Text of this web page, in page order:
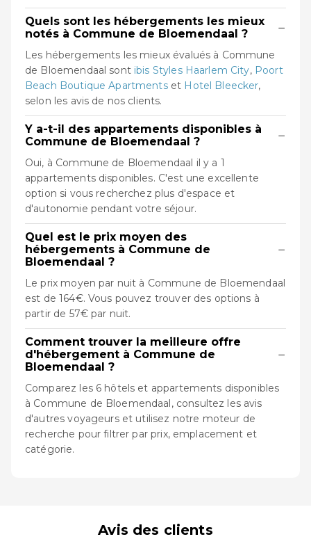
Quels sont les hébergements les mieux
notés à Commune de Bloemendaal ?
−
Les hébergements les mieux évalués à Commune
de Bloemendaal sont ibis Styles Haarlem City, Poort
Beach Boutique Apartmentset Hotel Bleecker,
selon les avis de nos clients.
Y a-t-il des appartements disponibles à
Commune de Bloemendaal ?
−
Oui, à Commune de Bloemendaal il y a 1
appartements disponibles. C'est une excellente
option si vous recherchez plus d'espace et
d'autonomie pendant votre séjour.
Quel est le prix moyen des
hébergements à Commune de
Bloemendaal ?
−
Le prix moyen par nuit à Commune de Bloemendaal
est de 164€. Vous pouvez trouver des options à
partir de 57€ par nuit.
Comment trouver la meilleure offre
d'hébergement à Commune de
Bloemendaal ?
−
Comparez les 6 hôtels et appartements disponibles
à Commune de Bloemendaal, consultez les avis
d'autres voyageurs et utilisez notre moteur de
recherche pour filtrer par prix, emplacement et
catégorie.
Avis des clients